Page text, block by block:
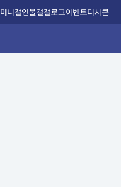
미니갤인물갤갤로그이벤트디시콘